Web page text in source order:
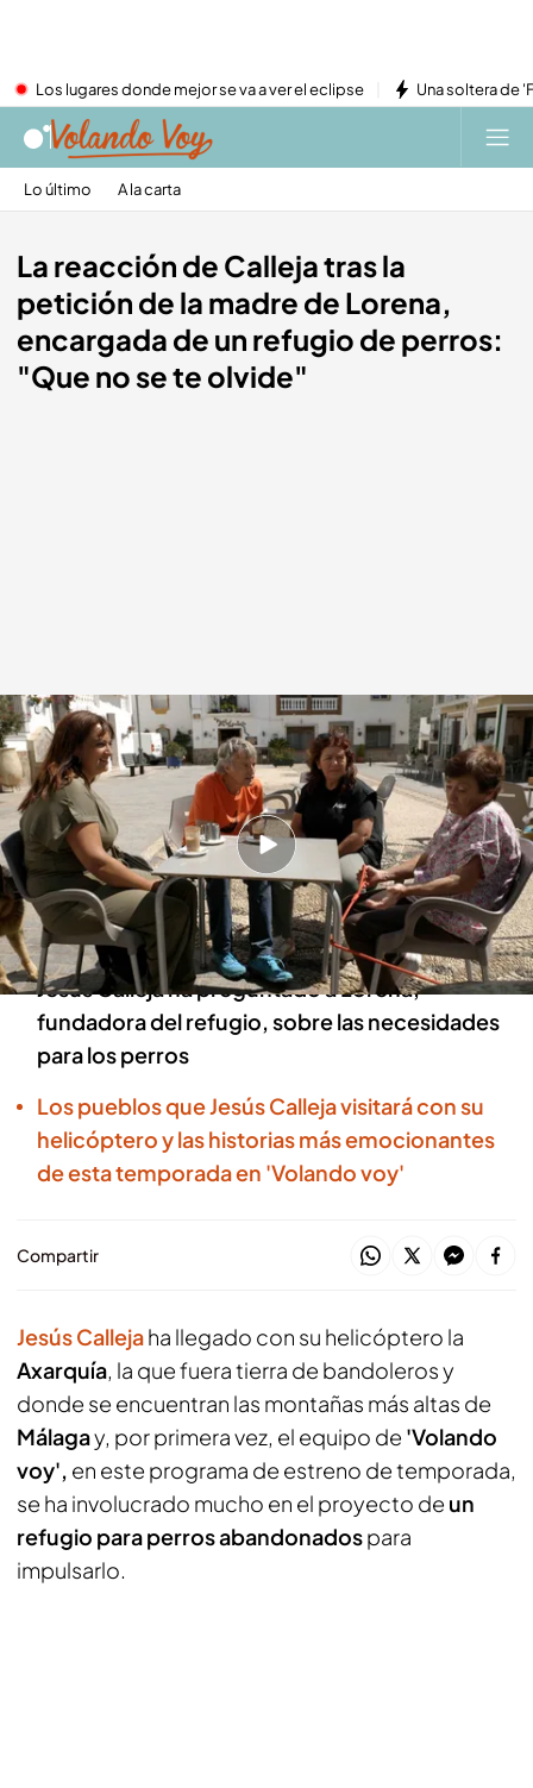
Los lugares donde mejor se va a ver el eclipse Una soltera de
Lo último A la carta
La reacción de Calleja tras la
petición de la madre de Lorena,
encargada de un refugio de perros:
"Que no se te olvide"
La reacción de Calleja tras la petición de la madre de Lorena
Volando voy
04 SEP 2024 - 23:39h.
'Volando voy' se ha involucrado mucho en el
proyecto de un refugio para perros
abandonados para impulsarlo
Jesús Calleja ha preguntado a Lorena,
fundadora del refugio, sobre las necesidades
para los perros
Los pueblos que Jesús Calleja visitará con su
helicóptero y las historias más emocionantes
de esta temporada en 'Volando voy'
Compartir
Jesús Callejaha llegado con su helicóptero la
Axarquía, la que fuera tierra de bandoleros y
donde se encuentran las montañas más altas de
Málagay, por primera vez, el equipo de 'Volando
voy', en este programa de estreno de temporada,
se ha involucrado mucho en el proyecto de un
refugio para perros abandonadospara
impulsarlo.